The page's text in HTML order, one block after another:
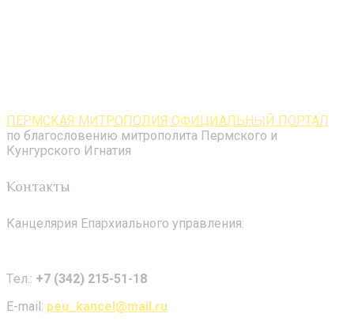
ПЕРМСКАЯ МИТРОПОЛИЯ ОФИЦИАЛЬНЫЙ ПОРТАЛ
по благословению митрополита Пермского и
Кунгурского Игнатия
Контакты
Канцелярия Епархиального управления:
Tел.: +7 (342) 215-51-18
E-mail: peu_kancel@mail.ru